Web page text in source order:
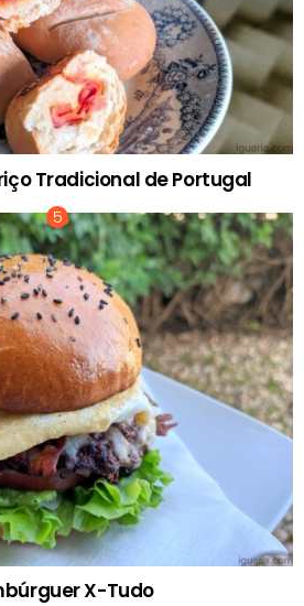
Tradicional de Portugal
X-Tudo